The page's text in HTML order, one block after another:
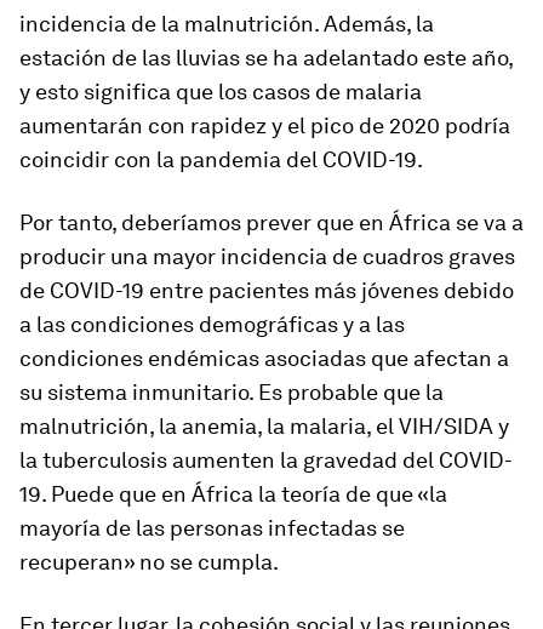
incidencia de la malnutrición. Además, la
estación de las lluvias se ha adelantado este año,
y esto significa que los casos de malaria
aumentarán con rapidez y el pico de 2020 podría
coincidir con la pandemia del COVID-19.
Por tanto, deberíamos prever que en África se va a
producir una mayor incidencia de cuadros graves
de COVID-19 entre pacientes más jóvenes debido
a las condiciones demográficas y a las
condiciones endémicas asociadas que afectan a
su sistema inmunitario. Es probable que la
malnutrición, la anemia, la malaria, el VIH/SIDA y
la tuberculosis aumenten la gravedad del COVID-
19. Puede que en África la teoría de que «la
mayoría de las personas infectadas se
recuperan» no se cumpla.